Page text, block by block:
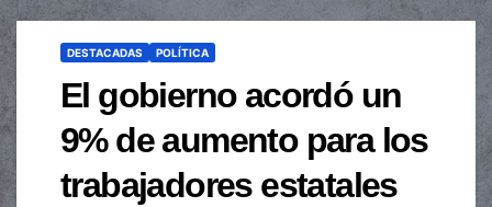
DESTACADAS POLÍTICA
El gobierno acordó un
9% de aumento para los
trabajadores estatales